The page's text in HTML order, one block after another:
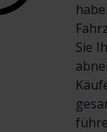
Sie